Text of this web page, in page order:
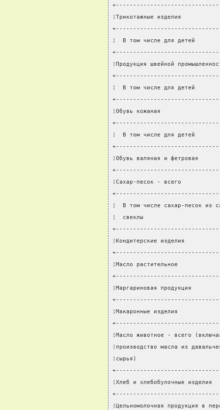
¦Трикотажные изделия
¦  В том числе для детей
¦Продукция швейной
¦  В том числе для детей
¦Обувь кожаная
¦  В том числе для детей
¦Обувь валяная и
¦Сахар-песок - всего
¦  В том числе сахар-песок
¦  свеклы
¦Кондитерские изделия
¦Масло растительное
¦Маргариновая продукция
¦Макаронные изделия
¦Масло животное - всего
¦производство масла из
¦сырья)
¦Хлеб и хлебобулочные
¦Цельномолочная продукция